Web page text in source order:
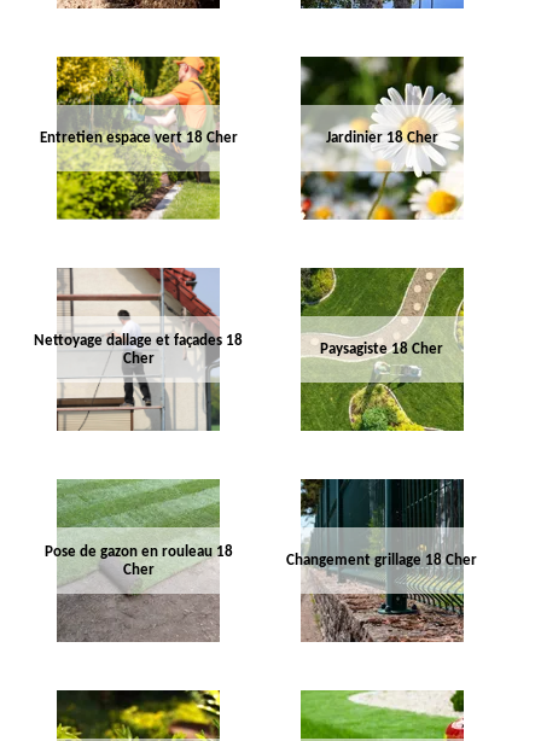
Entretien espace vert 18 Cher Jardinier 18 Cher
Nettoyage dallage et façades 18
Cher
Paysagiste 18 Cher
Pose de gazon en rouleau 18
Cher
Changement grillage 18 Cher